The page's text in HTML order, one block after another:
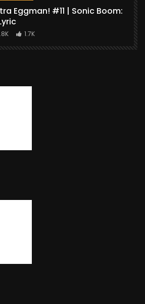
Eggman! #11 | Sonic Boom:
1.7K